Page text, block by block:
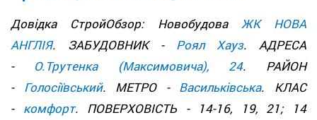
Довідка СтройОбзор: Новобудова ЖК НОВА
АНГЛІЯ. ЗАБУДОВНИК - Роял Хауз. АДРЕСА
- О.Трутенка (Максимовича), 24. РАЙОН
- Голосіївський. МЕТРО - Васильківська. КЛАС
- комфорт. ПОВЕРХОВІСТЬ - 14-16, 19, 21; 14